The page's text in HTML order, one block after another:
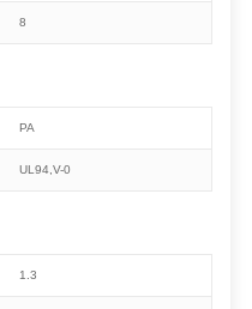
8
PA
UL94,V-0
1.3